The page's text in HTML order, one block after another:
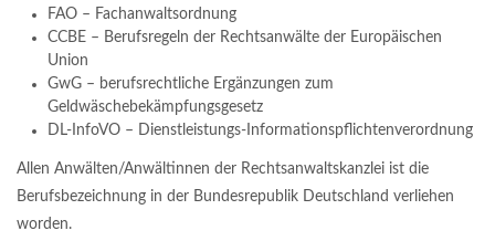
FAO – Fachanwaltsordnung
CCBE – Berufsregeln der Rechtsanwälte der Europäischen
Union
GwG – berufsrechtliche Ergänzungen zum
Geldwäschebekämpfungsgesetz
DL-InfoVO – Dienstleistungs-Informationspflichtenverordnung
Allen Anwälten/Anwältinnen der Rechtsanwaltskanzlei ist die
Berufsbezeichnung in der Bundesrepublik Deutschland verliehen
worden.